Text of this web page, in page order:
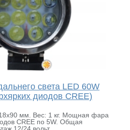
света LED 60W
диодов CREE)
мм. Вес: 1 кг. Мощная фара
CREE по 5W. Общая